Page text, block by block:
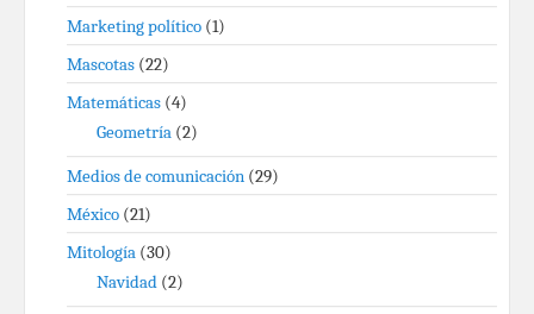
Marketing político (1)
Mascotas (22)
Matemáticas (4)
Geometría (2)
Medios de comunicación (29)
México (21)
Mitología (30)
Navidad (2)